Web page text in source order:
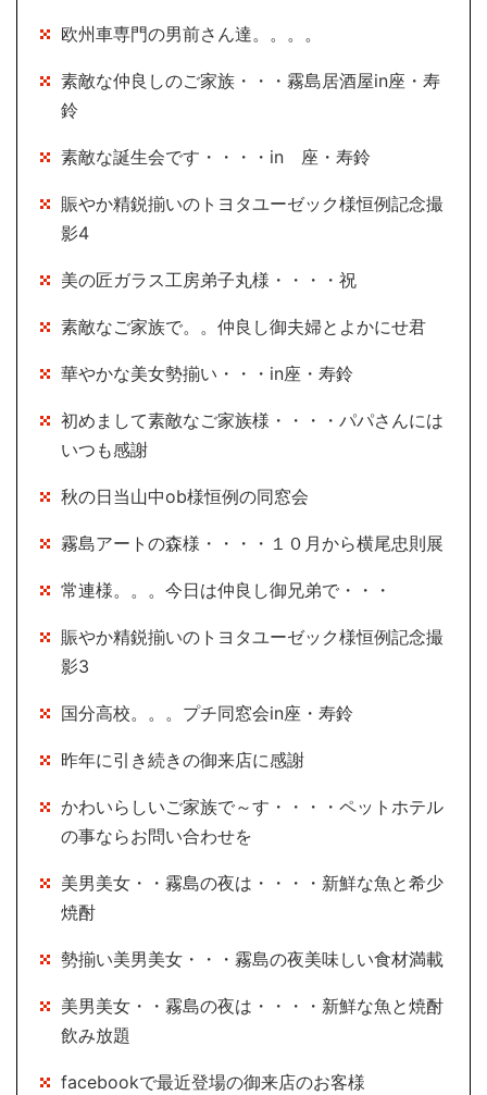
欧州車専門の男前さん達。。。。
素敵な仲良しのご家族・・・霧島居酒屋in座・寿
鈴
素敵な誕生会です・・・・in 座・寿鈴
賑やか精鋭揃いのトヨタユーゼック様恒例記念撮
影4
美の匠ガラス工房弟子丸様・・・・祝
素敵なご家族で。。仲良し御夫婦とよかにせ君
華やかな美女勢揃い・・・in座・寿鈴
初めまして素敵なご家族様・・・・パパさんには
いつも感謝
秋の日当山中ob様恒例の同窓会
霧島アートの森様・・・・１０月から横尾忠則展
常連様。。。今日は仲良し御兄弟で・・・
賑やか精鋭揃いのトヨタユーゼック様恒例記念撮
影3
国分高校。。。プチ同窓会in座・寿鈴
昨年に引き続きの御来店に感謝
かわいらしいご家族で～す・・・・ペットホテル
の事ならお問い合わせを
美男美女・・霧島の夜は・・・・新鮮な魚と希少
焼酎
勢揃い美男美女・・・霧島の夜美味しい食材満載
美男美女・・霧島の夜は・・・・新鮮な魚と焼酎
飲み放題
facebookで最近登場の御来店のお客様